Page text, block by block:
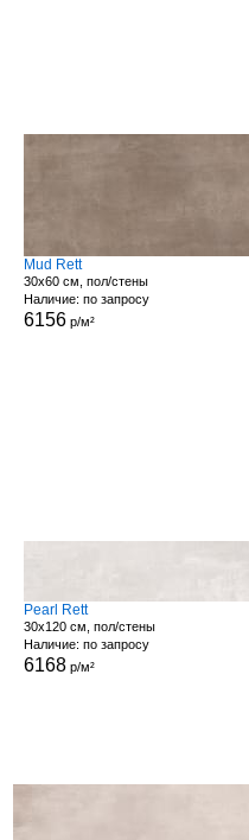
Mud Rett
30x60 см, пол/стены
Наличие: по запросу
6156р/м²
Pearl Rett
30x120 см, пол/стены
Наличие: по запросу
6168р/м²